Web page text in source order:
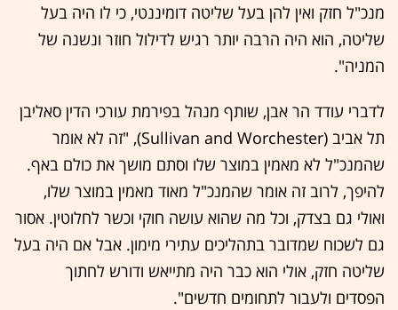
מנכ"ל חזק ואין להן בעל שליטה דומיננטי, כי לו היה בעל
שליטה, הוא היה הרבה יותר רגיש לדילול חוזר ונשנה של
המניה".
לדברי עודד הר אבן, שותף מנהל בפירמת עורכי הדין סאליבן
תל אביב (Sullivan and Worchester), "זה לא אומר
שהמנכ"ל לא מאמין במוצר שלו וסתם מושך את כולם באף.
להיפך, לרוב זה אומר שהמנכ"ל מאוד מאמין במוצר שלו,
ואולי גם בצדק, וכל מה שהוא עושה חוקי וכשר לחלוטין. אסור
גם לשכוח שמדובר בתהליכים עתירי מימון. אבל אם היה בעל
שליטה חזק, אולי הוא כבר היה מתייאש ודורש לחתוך
הפסדים ולעבור לתחומים חדשים".